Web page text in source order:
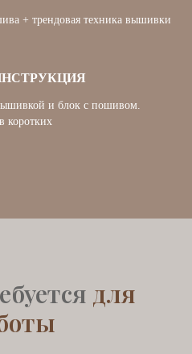
+ трендовая техника вышивки
и блок с пошивом.
коротких
для